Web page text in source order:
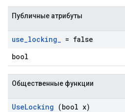
Публичные атрибуты
use_locking_ = false
bool
Общественные функции
UseLocking (bool x)